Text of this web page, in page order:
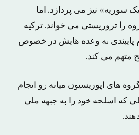
سوریه» نیز می پردازد. اما
را تروریستی می خواند. ترکیه
پایبندی به وعده هایش در خصوص
متهم می کند.
های اپوزیسیون میانه رو انجام
که اسلحه خود را به جبهه ملی